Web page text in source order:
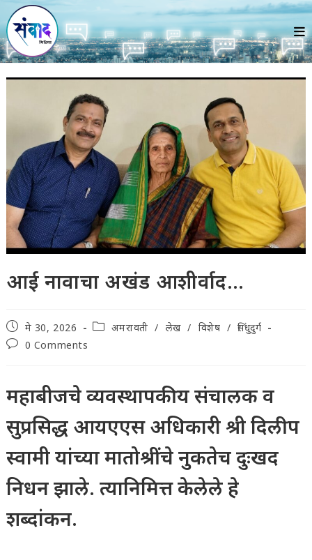
Skip
to
content
आई नावाचा अखंड आशीर्वाद…
Post
published:
मे 30, 2026
Postअमरावती / लेख / विशेष / सिंधुदुर्ग
Post0 Comments
महाबीजचे व्यवस्थापकीय संचालक व
सुप्रसिद्ध आयएएस अधिकारी श्री दिलीप
स्वामी यांच्या मातोश्रींचे नुकतेच दुःखद
निधन झाले. त्यानिमित्त केलेले हे
शब्दांकन.